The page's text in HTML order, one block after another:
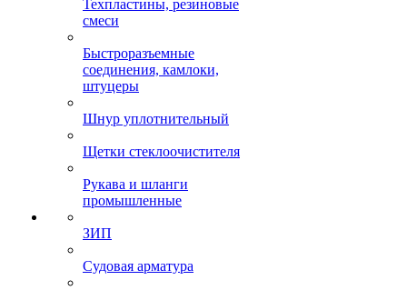
Техпластины, резиновые
смеси
Быстроразъемные
соединения, камлоки,
штуцеры
Шнур уплотнительный
Щетки стеклоочистителя
Рукава и шланги
промышленные
ЗИП
Судовая арматура